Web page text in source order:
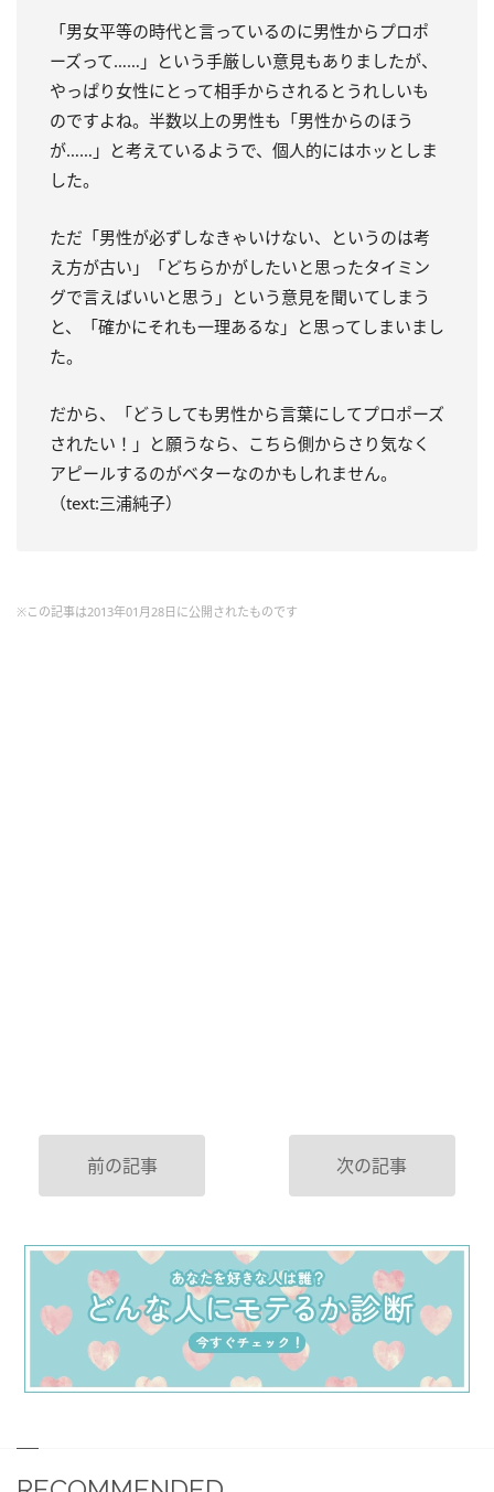
「男女平等の時代と言っているのに男性からプロポ
ーズって……」という手厳しい意見もありましたが、
やっぱり女性にとって相手からされるとうれしいも
のですよね。半数以上の男性も「男性からのほう
が……」と考えているようで、個人的にはホッとしま
した。
ただ「男性が必ずしなきゃいけない、というのは考
え方が古い」「どちらかがしたいと思ったタイミン
グで言えばいいと思う」という意見を聞いてしまう
と、「確かにそれも一理あるな」と思ってしまいまし
た。
だから、「どうしても男性から言葉にしてプロポーズ
されたい！」と願うなら、こちら側からさり気なく
アピールするのがベターなのかもしれません。
（text:三浦純子）
※この記事は2013年01月28日に公開されたものです
前の記事 次の記事